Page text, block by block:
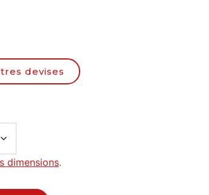
devises
dimensions.